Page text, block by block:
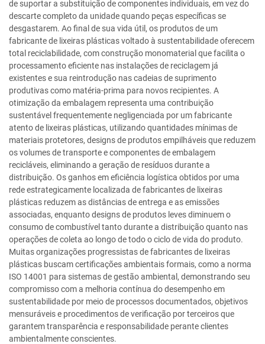
de suportar a substituição de componentes individuais, em vez do
descarte completo da unidade quando peças específicas se
desgastarem. Ao final de sua vida útil, os produtos de um
fabricante de lixeiras plásticas voltado à sustentabilidade oferecem
total reciclabilidade, com construção monomaterial que facilita o
processamento eficiente nas instalações de reciclagem já
existentes e sua reintrodução nas cadeias de suprimento
produtivas como matéria-prima para novos recipientes. A
otimização da embalagem representa uma contribuição
sustentável frequentemente negligenciada por um fabricante
atento de lixeiras plásticas, utilizando quantidades mínimas de
materiais protetores, designs de produtos empilháveis que reduzem
os volumes de transporte e componentes de embalagem
recicláveis, eliminando a geração de resíduos durante a
distribuição. Os ganhos em eficiência logística obtidos por uma
rede estrategicamente localizada de fabricantes de lixeiras
plásticas reduzem as distâncias de entrega e as emissões
associadas, enquanto designs de produtos leves diminuem o
consumo de combustível tanto durante a distribuição quanto nas
operações de coleta ao longo de todo o ciclo de vida do produto.
Muitas organizações progressistas de fabricantes de lixeiras
plásticas buscam certificações ambientais formais, como a norma
ISO 14001 para sistemas de gestão ambiental, demonstrando seu
compromisso com a melhoria contínua do desempenho em
sustentabilidade por meio de processos documentados, objetivos
mensuráveis e procedimentos de verificação por terceiros que
garantem transparência e responsabilidade perante clientes
ambientalmente conscientes.